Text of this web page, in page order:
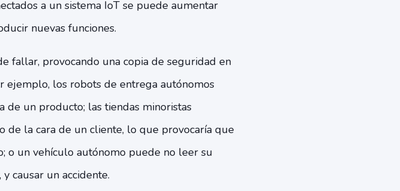
a un sistema IoT se puede aumentar
nuevas funciones.
fallar, provocando una copia de seguridad en
ejemplo, los robots de entrega autónomos
un producto; las tiendas minoristas
la cara de un cliente, lo que provocaría que
o un vehículo autónomo puede no leer su
​​causar un accidente.